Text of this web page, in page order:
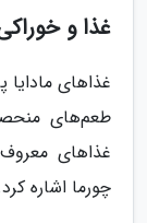
غذا و
غذاهای
طعم‌های
غذاهای
چورما اشاره